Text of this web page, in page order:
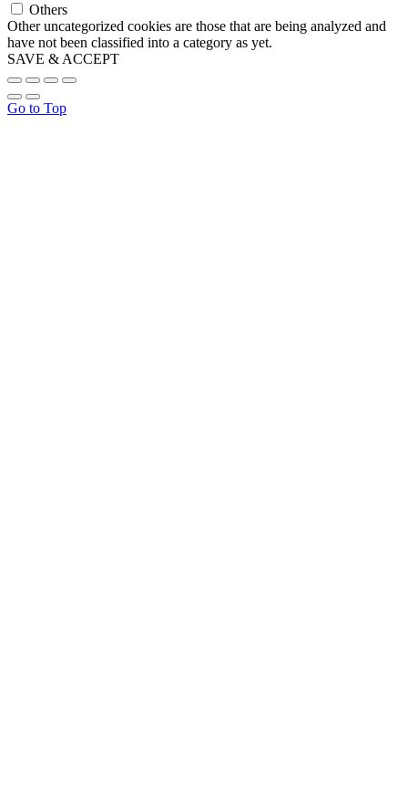
Others
Other uncategorized cookies are those that are being analyzed and
have not been classified into a category as yet.
SAVE & ACCEPT
Go to Top